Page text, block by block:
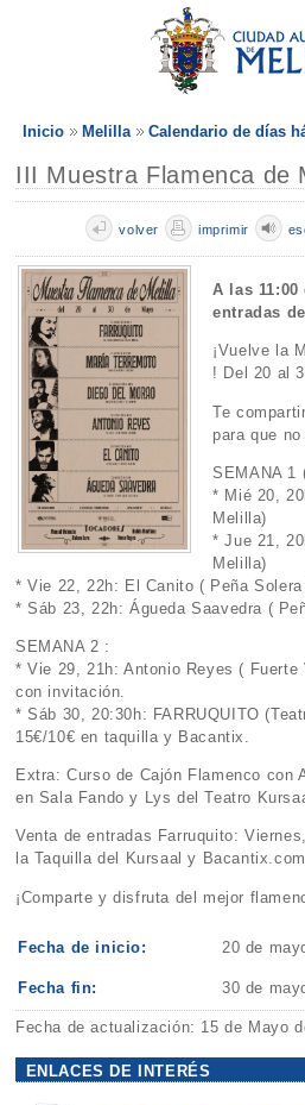
Inicio Melilla Calendario de días
III Muestra Flamenca de
imprimir
volver
A las
entradas
¡Vuelve la
! Del 20 al
Te
para que
SEMANA 1
* Mié 20,
Melilla)
* Jue 21,
Melilla)
* Vie 22, 22h: El Canito ( Peña
* Sáb 23, 22h: Águeda Saavedra (
SEMANA 2 :
* Vie 29, 21h: Antonio Reyes ( Fuerte
con invitación.
* Sáb 30, 20:30h: FARRUQUITO
15€/10€ en taquilla y Bacantix.
Extra: Curso de Cajón Flamenco con
en Sala Fando y Lys del Teatro
Venta de entradas Farruquito:
la Taquilla del Kursaal y
¡Comparte y disfruta del mejor
Fecha de inicio: 20 de
Fecha fin: 30 de
Fecha de actualización: 15 de Mayo
ENLACES DE INTERÉS